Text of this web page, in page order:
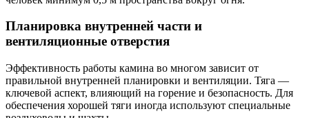
Планировка внутренней части и
вентиляционные отверстия
Эффективность работы камина во многом зависит от
правильной внутренней планировки и вентиляции. Тяга —
ключевой аспект, влияющий на горение и безопасность. Для
обеспечения хорошей тяги иногда используют специальные